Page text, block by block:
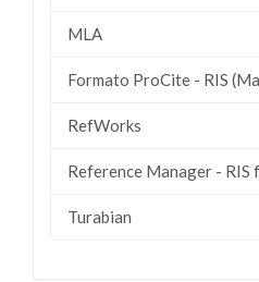
MLA
Formato ProCite - RIS
RefWorks
Reference Manager -
Turabian